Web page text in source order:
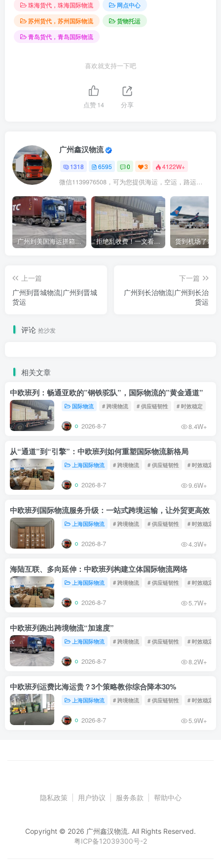
珠海货代，珠海国际物流
网点中心
苏州货代，苏州国际物流
货物托运
青岛货代，青岛国际物流
喜欢就支持一下吧
点赞14 分享
广州鑫汉物流
1318 6595 0 3 4122W+
微信1139976508，可为您提供海运，空运，路运，铁路运输
广州到美国海运拼箱多少钱？2024年最新运费构成+隐藏费用避坑指南 拒绝乱收费！一文看懂中国货代计费套路，教你避开所有隐形坑
上一篇
广州到晋城物流|广州到晋城
货运
下一篇
广州到长治物流|广州到长治
货运
评论 抢沙发
相关文章
中欧班列：畅通亚欧的”钢铁驼队”，国际物流的”黄金通道”
国际物流 # 跨境物流 # 供应链韧性 # 时效稳定
2026-8-7 8.4W+
从“通道”到“引擎”：中欧班列如何重塑国际物流新格局
上海国际物流 # 跨境物流 # 供应链韧性 # 时效稳定
2026-8-7 9.6W+
中欧班列国际物流服务升级：一站式跨境运输，让外贸更高效
上海国际物流 # 跨境物流 # 供应链韧性 # 时效稳定
2026-8-7 4.3W+
海陆互联、多向延伸：中欧班列构建立体国际物流网络
上海国际物流 # 跨境物流 # 供应链韧性 # 时效稳定
2026-8-7 5.7W+
中欧班列跑出跨境物流“加速度”
上海国际物流 # 跨境物流 # 供应链韧性 # 时效稳定
2026-8-7 8.2W+
中欧班列运费比海运贵？3个策略教你综合降本30%
上海国际物流 # 跨境物流 # 供应链韧性 # 时效稳定
2026-8-7 5.9W+
隐私政策 用户协议 服务条款 帮助中心
Copyright © 2026 广州鑫汉物流. All Rights Reserved.
粤ICP备12039300号-2